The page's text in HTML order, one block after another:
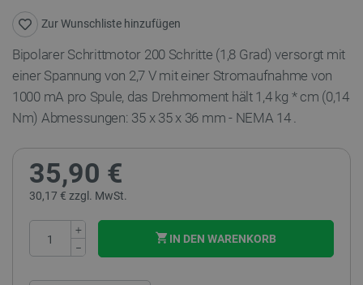
Zur Wunschliste hinzufügen
Bipolarer Schrittmotor 200 Schritte (1,8 Grad) versorgt mit
einer Spannung von 2,7 V mit einer Stromaufnahme von
1000 mA pro Spule, das Drehmoment hält 1,4 kg * cm (0,14
Nm) Abmessungen: 35 x 35 x 36 mm - NEMA 14.
35,90 €
30,17 € zzgl. MwSt.
+
−
IN DEN WARENKORB